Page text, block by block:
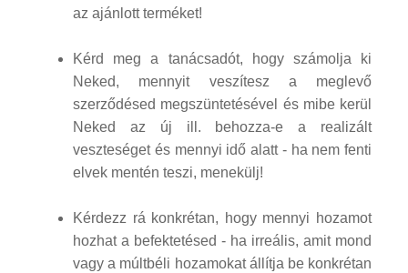
az ajánlott terméket!
Kérd meg a tanácsadót, hogy számolja ki
Neked, mennyit veszítesz a meglevő
szerződésed megszüntetésével és mibe kerül
Neked az új ill. behozza-e a realizált
veszteséget és mennyi idő alatt - ha nem fenti
elvek mentén teszi, menekülj!
Kérdezz rá konkrétan, hogy mennyi hozamot
hozhat a befektetésed - ha irreális, amit mond
vagy a múltbéli hozamokat állítja be konkrétan